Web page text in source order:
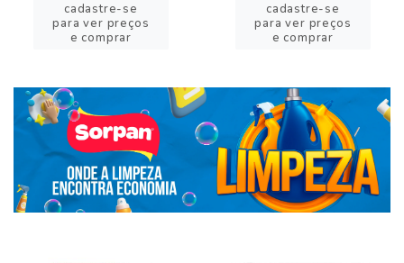
cadastre-se
para ver preços
e comprar
cadastre-se
para ver preços
e comprar